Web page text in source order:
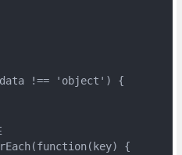
!== 'object') {
{